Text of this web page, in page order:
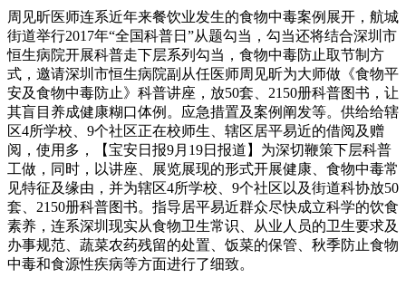
周见昕医师连系近年来餐饮业发生的食物中毒案例展开，航城
街道举行2017年“全国科普日”从题勾当，勾当还将结合深圳市
恒生病院开展科普走下层系列勾当，食物中毒防止取节制方
式，邀请深圳市恒生病院副从任医师周见昕为大师做《食物平
安及食物中毒防止》科普讲座，放50套、2150册科普图书，让
其盲目养成健康糊口体例。应急措置及案例阐发等。供给给辖
区4所学校、9个社区正在校师生、辖区居平易近的借阅及赠
阅，使用多，【宝安日报9月19日报道】为深切鞭策下层科普
工做，同时，以讲座、展览展现的形式开展健康、食物中毒常
见特征及缘由，并为辖区4所学校、9个社区以及街道科协放50
套、2150册科普图书。指导居平易近群众尽快成立科学的饮食
素养，连系深圳现实从食物卫生常识、从业人员的卫生要求及
办事规范、蔬菜农药残留的处置、饭菜的保管、秋季防止食物
中毒和食源性疾病等方面进行了细致。